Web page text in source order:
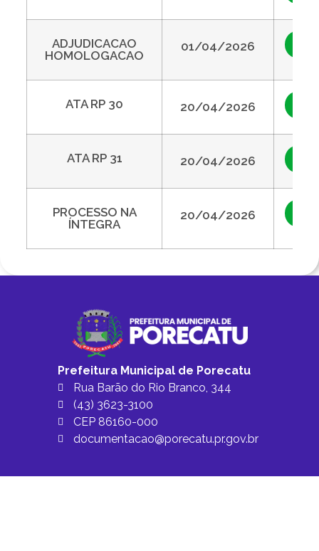
ADJUDICACAO
HOMOLOGACAO
01/04/2026
ATA RP 30 20/04/2026
ATA RP 31 20/04/2026
PROCESSO NA
ÍNTEGRA
20/04/2026
Prefeitura Municipal de Porecatu
Rua Barão do Rio Branco, 344
(43) 3623-3100
CEP 86160-000
documentacao@porecatu.pr.gov.br